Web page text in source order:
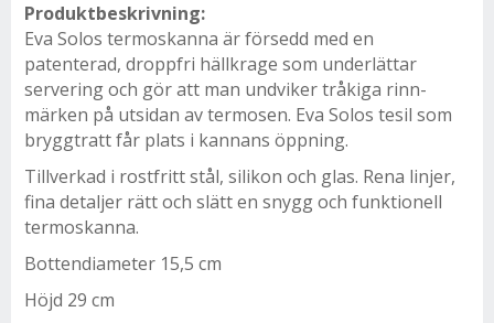
Produktbeskrivning:
Eva Solos termoskanna är försedd med en
patenterad, droppfri hällkrage som underlättar
servering och gör att man undviker tråkiga rinn-
märken på utsidan av termosen. Eva Solos tesil som
bryggtratt får plats i kannans öppning.
Tillverkad i rostfritt stål, silikon och glas. Rena linjer,
fina detaljer rätt och slätt en snygg och funktionell
termoskanna.
Bottendiameter 15,5 cm
Höjd 29 cm